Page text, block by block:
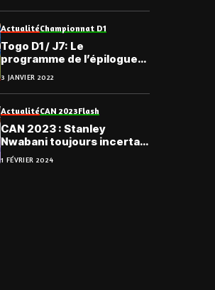
ActualitéChampionnat D1
Togo D1 / J7: Le
programme de l’épilogue
de la phase aller
3 JANVIER 2022
ActualitéCAN 2023Flash
CAN 2023 : Stanley
Nwabani toujours incertain
face à l’Angola
1 FÉVRIER 2024